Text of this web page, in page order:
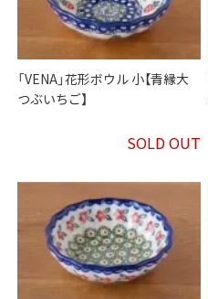
「VENA」花形ボウル 小【青縁大
つぶいちご】
SOLD OUT